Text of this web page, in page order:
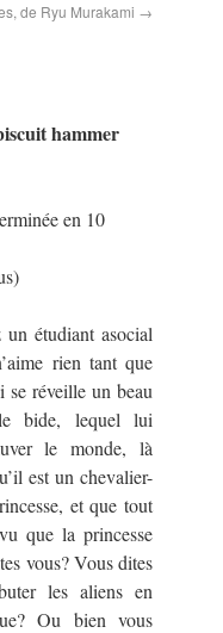
de Ryu Murakami →
hammer
en 10
un étudiant asocial
rien tant que
se réveille un beau
bide, lequel lui
le monde, là
est un chevalier-
et que tout
que la princesse
vous? Vous dites
les aliens en
Ou bien vous